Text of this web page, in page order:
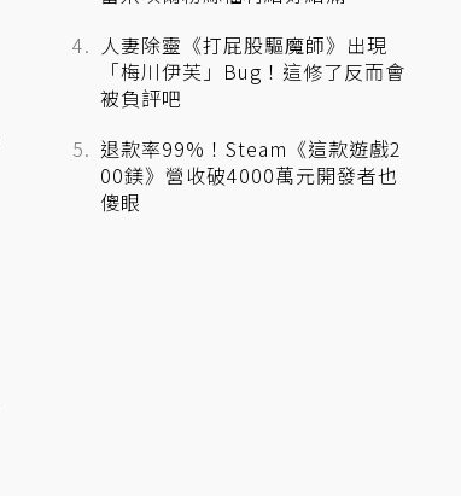
人妻除靈《打屁股驅魔師》出現
「梅川伊芙」Bug！這修了反而會
被負評吧
退款率99%！Steam《這款遊戲2
00鎂》營收破4000萬元開發者也
傻眼